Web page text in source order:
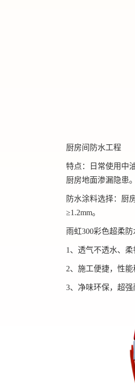
厨房间防水工程
特点：日常使用中
厨房地面渗漏隐患。
防水涂料选择：厨
≥1.2mm。
雨虹300彩色超柔防
1、透气不透水、
2、施工便捷，性能
3、净味环保，超强